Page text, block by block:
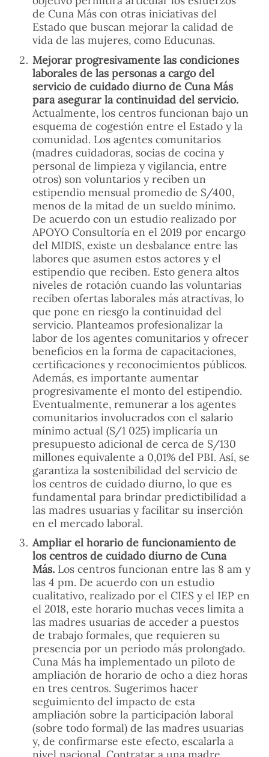
de Cuna Más con otras iniciativas del
Estado que buscan mejorar la calidad de
vida de las mujeres, como Educunas.
Mejorar progresivamente las condiciones
laborales de las personas a cargo del
servicio de cuidado diurno de Cuna Más
para asegurar la continuidad del servicio.
Actualmente, los centros funcionan bajo un
esquema de cogestión entre el Estado y la
comunidad. Los agentes comunitarios
(madres cuidadoras, socias de cocina y
personal de limpieza y vigilancia, entre
otros) son voluntarios y reciben un
estipendio mensual promedio de S/400,
menos de la mitad de un sueldo mínimo.
De acuerdo con un estudio realizado por
APOYO Consultoría en el 2019 por encargo
del MIDIS, existe un desbalance entre las
labores que asumen estos actores y el
estipendio que reciben. Esto genera altos
niveles de rotación cuando las voluntarias
reciben ofertas laborales más atractivas, lo
que pone en riesgo la continuidad del
servicio. Planteamos profesionalizar la
labor de los agentes comunitarios y ofrecer
beneficios en la forma de capacitaciones,
certificaciones y reconocimientos públicos.
Además, es importante aumentar
progresivamente el monto del estipendio.
Eventualmente, remunerar a los agentes
comunitarios involucrados con el salario
mínimo actual (S/1 025) implicaría un
presupuesto adicional de cerca de S/130
millones equivalente a 0,01% del PBI. Así, se
garantiza la sostenibilidad del servicio de
los centros de cuidado diurno, lo que es
fundamental para brindar predictibilidad a
las madres usuarias y facilitar su inserción
en el mercado laboral.
Ampliar el horario de funcionamiento de
los centros de cuidado diurno de Cuna
Más.Los centros funcionan entre las 8 am y
las 4 pm. De acuerdo con un estudio
cualitativo, realizado por el CIES y el IEP en
el 2018, este horario muchas veces limita a
las madres usuarias de acceder a puestos
de trabajo formales, que requieren su
presencia por un periodo más prolongado.
Cuna Más ha implementado un piloto de
ampliación de horario de ocho a diez horas
en tres centros. Sugerimos hacer
seguimiento del impacto de esta
ampliación sobre la participación laboral
(sobre todo formal) de las madres usuarias
y, de confirmarse este efecto, escalarla a